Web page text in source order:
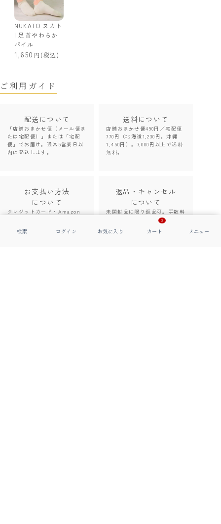
NUKATO ヌカト
| 足首やわらか
パイル
1,650 (税込)
0
ご利用ガイド
配送について
「店舗おまかせ便（メール便ま
たは宅配便）」または「宅配
便」でお届け。通常5営業日以
内に発送します。
送料について
店舗おまかせ便490円／宅配便
770円（北海道1,230円。沖縄
1,450円）。7,000円以上で送料
無料。
お支払い方法
について
クレジットカード・Amazon
引・銀行振込（先払い）をご利
用いただけます。
返品・キャンセル
について
未開封品に限り返品可。手数料
等が発生する場合がございま
ください。